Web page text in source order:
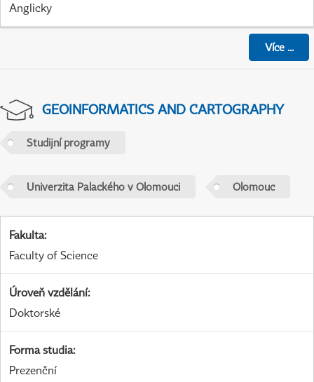
Anglicky
Více...
GEOINFORMATICS AND CARTOGRAPHY
Studijní programy
Univerzita Palackého v Olomouci Olomouc
Fakulta:
Faculty of Science
Úroveň vzdělání:
Doktorské
Forma studia:
Prezenční